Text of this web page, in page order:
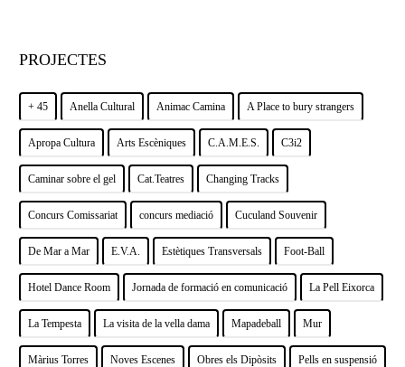
PROJECTES
+ 45 Anella Cultural Animac Camina A Place to bury strangers
Apropa Cultura Arts Escèniques C.A.M.E.S. C3i2
Caminar sobre el gel Cat.Teatres Changing Tracks
Concurs Comissariat concurs mediació Cuculand Souvenir
De Mar a Mar E.V.A. Estètiques Transversals Foot-Ball
Hotel Dance Room Jornada de formació en comunicació La Pell Eixorca
La Tempesta La visita de la vella dama Mapadeball Mur
Màrius Torres Noves Escenes Obres els Dipòsits Pells en suspensió